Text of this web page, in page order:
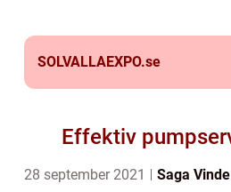
SOLVALLAEXPO.se
Effektiv
28 september 2021 Saga Vinde